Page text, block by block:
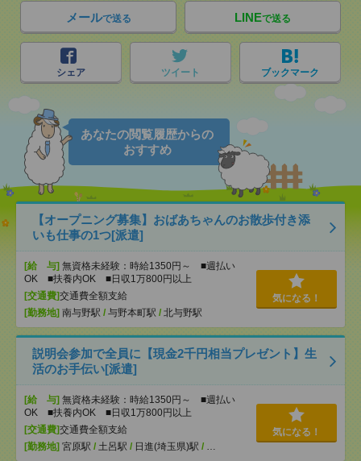
メールで送る LINEで送る
シェア ツイート ブックマーク
あなたの閲覧履歴からの
おすすめ
【オープニング募集】おばあちゃんのお散歩付き添
いも仕事の1つ[派遣]
[給 与] 無資格未経験：時給1350円～ ■週払い
OK ■扶養内OK ■日収1万800円以上
[交通費]交通費全額支給
[勤務地] 南与野駅 / 与野本町駅 / 北与野駅
気になる！
説明会参加で全員に【現金2千円相当プレゼント】生
活のお手伝い[派遣]
[給 与] 無資格未経験：時給1350円～ ■週払い
OK ■扶養内OK ■日収1万800円以上
[交通費]交通費全額支給
[勤務地] 宮原駅 / 土呂駅 / 日進(埼玉県)駅 / …
気になる！